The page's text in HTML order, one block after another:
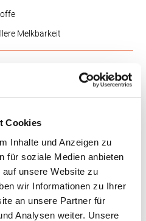
Cookies
Inhalte und Anzeigen zu
für soziale Medien anbieten
unsere Website zu
wir Informationen zu Ihrer
an unsere Partner für
Analysen weiter. Unsere
Melkbarkeit
112 124